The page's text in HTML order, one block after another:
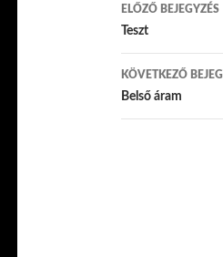
ELŐZŐ BEJEGYZÉS
Teszt
KÖVETKEZŐ
Belső áram